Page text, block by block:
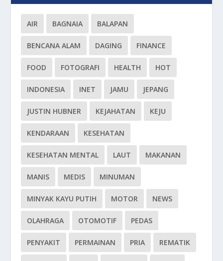
AIR BAGNAIA BALAPAN
BENCANA ALAM DAGING FINANCE
FOOD FOTOGRAFI HEALTH HOT
INDONESIA INET JAMU JEPANG
JUSTIN HUBNER KEJAHATAN KEJU
KENDARAAN KESEHATAN
KESEHATAN MENTAL LAUT MAKANAN
MANIS MEDIS MINUMAN
MINYAK KAYU PUTIH MOTOR NEWS
OLAHRAGA OTOMOTIF PEDAS
PENYAKIT PERMAINAN PRIA REMATIK